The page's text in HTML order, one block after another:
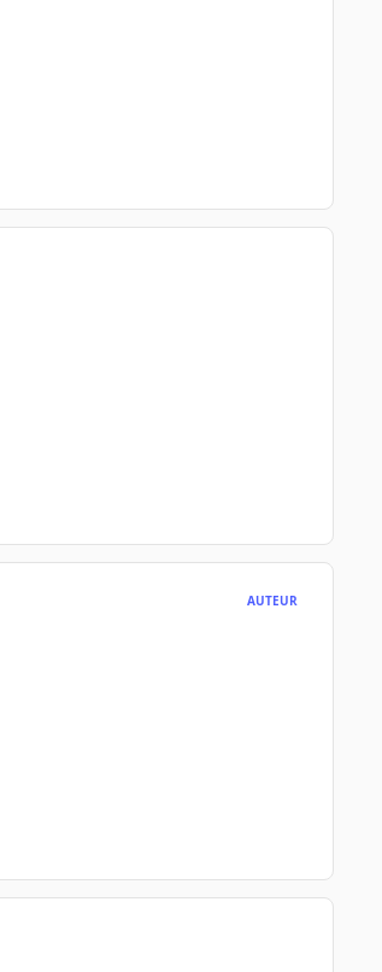
AUTEUR